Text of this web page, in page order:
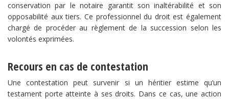
conservation par le notaire garantit son inaltérabilité et son
opposabilité aux tiers. Ce professionnel du droit est également
chargé de procéder au règlement de la succession selon les
volontés exprimées.
Recours en cas de contestation
Une contestation peut survenir si un héritier estime qu’un
testament porte atteinte à ses droits. Dans ce cas, une action